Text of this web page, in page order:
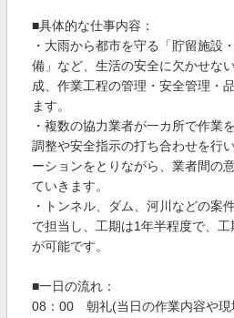
■具体的な仕事内容：
・大雨から都市を守る「貯留施設
備」など、生活の安全に欠かせな
成、作業工程の管理・安全管理・
ます。
・複数の協力業者が一カ所で作業
調整や安全指示の打ち合わせを行
ーションをとりながら、業者間の
ていきます。
・トンネル、ダム、河川などの案
で担当し、工期は1年半程度で、
が可能です。
■一日の流れ：
08：00 朝礼(当日の作業内容や現